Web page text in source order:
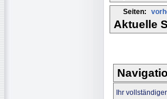
Seiten:
Aktuelle
Ihr